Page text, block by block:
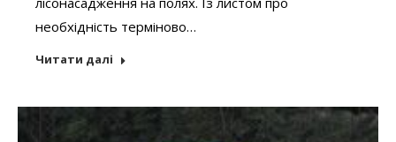
необхідність терміново…
Читати далі